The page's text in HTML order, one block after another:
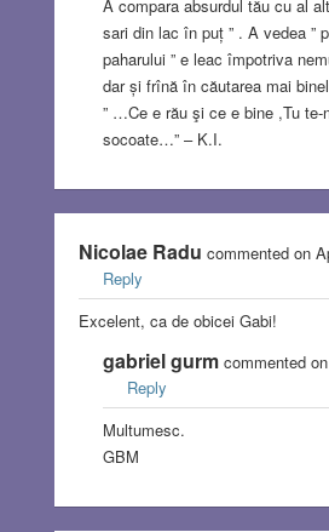
A compara absurdul tău cu al
sari din lac în puț ” . A vedea ”
paharului ” e leac împotriva
dar și frînă în căutarea mai
” …Ce e rău şi ce e bine ,Tu te-
socoate…” – K.I.
Nicolae Radu commented on
Reply
Excelent, ca de obicei Gabi!
gabriel gurmcommented
Reply
Multumesc.
GBM